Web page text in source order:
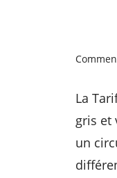
La
gris et
un